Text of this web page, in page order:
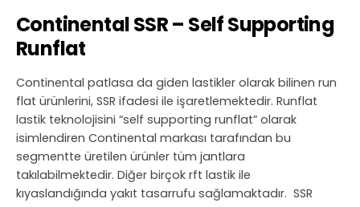
Continental SSR – Self Supporting
Runflat
Continental patlasa da giden lastikler olarak bilinen run
flat ürünlerini, SSR ifadesi ile işaretlemektedir. Runflat
lastik teknolojisini “self supporting runflat” olarak
isimlendiren Continental markası tarafından bu
segmentte üretilen ürünler tüm jantlara
takılabilmektedir. Diğer birçok rft lastik ile
kıyaslandığında yakıt tasarrufu sağlamaktadır. SSR